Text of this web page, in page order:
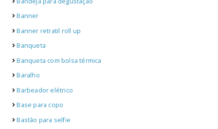
Banner
Banner retratil roll up
Banqueta
Banqueta com bolsa térmica
Baralho
Barbeador elétrico
Base para copo
Bastão para selfie